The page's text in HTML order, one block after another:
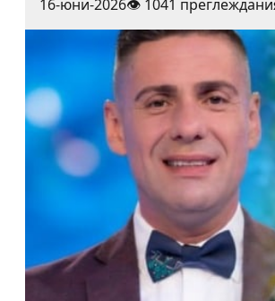
16-юни-2026👁️ 1041